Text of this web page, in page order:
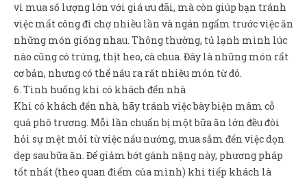
vì mua số lượng lớn với giá ưu đãi, mà còn giúp bạn tránh
việc mất công đi chợ nhiều lần và ngán ngẩm trước việc ăn
những món giống nhau. Thông thường, tủ lạnh mình lúc
nào cũng có trứng, thịt heo, cà chua. Đây là những món rất
cơ bản, nhưng có thể nấu ra rất nhiều món từ đó.
6. Tình huống khi có khách đến nhà
Khi có khách đến nhà, hãy tránh việc bày biện mâm cỗ
quá phô trương. Mỗi lần chuẩn bị một bữa ăn lớn đều đòi
hỏi sự mệt mỏi từ việc nấu nướng, mua sắm đến việc dọn
dẹp sau bữa ăn. Để giảm bớt gánh nặng này, phương pháp
tốt nhất (theo quan điểm của mình) khi tiếp khách là